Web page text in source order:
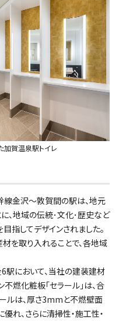
加賀温泉駅トイレ
金沢～敦賀間の駅は、地元
、地域の伝統･文化･歴史など
指してデザインされました。
を取り入れることで、各地域
において、当社の建装建材
不燃化粧板｢セラール｣は、合
ルは、厚さ3mmと不燃壁面
れ、さらに清掃性・施工性・